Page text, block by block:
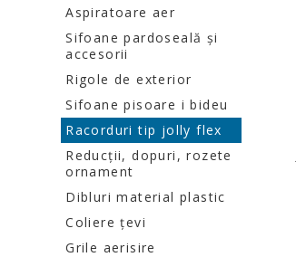
Aspiratoare aer
Sifoane pardoseală şi
accesorii
Rigole de exterior
Sifoane pisoare i bideu
Racorduri tip jolly flex
Reducţii, dopuri, rozete
ornament
Dibluri material plastic
Coliere ţevi
Grile aerisire